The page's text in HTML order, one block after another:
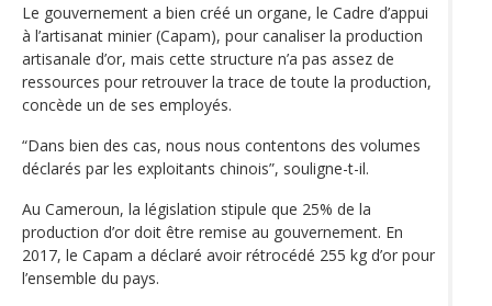
Le gouvernement a bien créé un organe, le Cadre d’appui
à l’artisanat minier (Capam), pour canaliser la production
artisanale d’or, mais cette structure n’a pas assez de
ressources pour retrouver la trace de toute la production,
concède un de ses employés.
“Dans bien des cas, nous nous contentons des volumes
déclarés par les exploitants chinois”, souligne-t-il.
Au Cameroun, la législation stipule que 25% de la
production d’or doit être remise au gouvernement. En
2017, le Capam a déclaré avoir rétrocédé 255 kg d’or pour
l’ensemble du pays.